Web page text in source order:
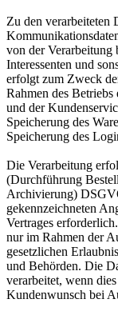
Zu den verarbeiteten
von der Verarbeitung
Interessenten und
erfolgt zum Zweck
Rahmen des
und der
Speicherung des
Speicherung des
Die Verarbeitung
(Durchführung
Archivierung)
gekennzeichneten
Vertrages
nur im Rahmen der
gesetzlichen
und Behörden. Die
verarbeitet, wenn
Kundenwunsch bei